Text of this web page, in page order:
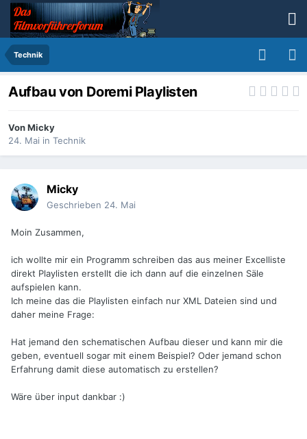
Technik
Aufbau von Doremi Playlisten
VonMicky
24. Mai in Technik
Micky
Geschrieben 24. Mai
Moin Zusammen,
ich wollte mir ein Programm schreiben das aus meiner Excelliste
direkt Playlisten erstellt die ich dann auf die einzelnen Säle
aufspielen kann.
Ich meine das die Playlisten einfach nur XML Dateien sind und
daher meine Frage:
Hat jemand den schematischen Aufbau dieser und kann mir die
geben, eventuell sogar mit einem Beispiel? Oder jemand schon
Erfahrung damit diese automatisch zu erstellen?
Wäre über input dankbar :)